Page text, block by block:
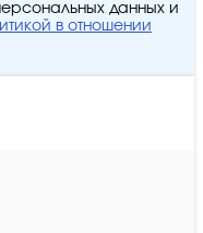
данных и
в отношении